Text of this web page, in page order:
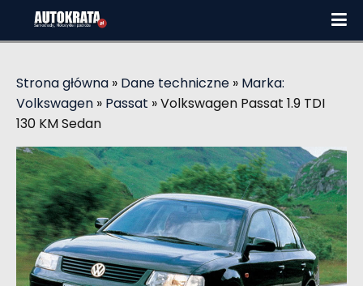
Strona główna » Dane techniczne » Marka:
Volkswagen » Passat »Volkswagen Passat 1.9 TDI
130 KM Sedan